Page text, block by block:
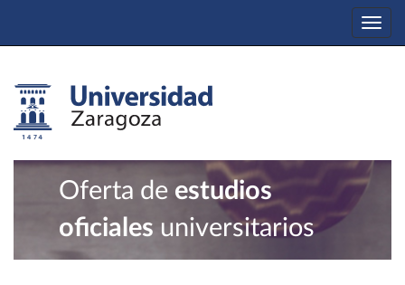
Oferta de estudios
oficiales universitarios